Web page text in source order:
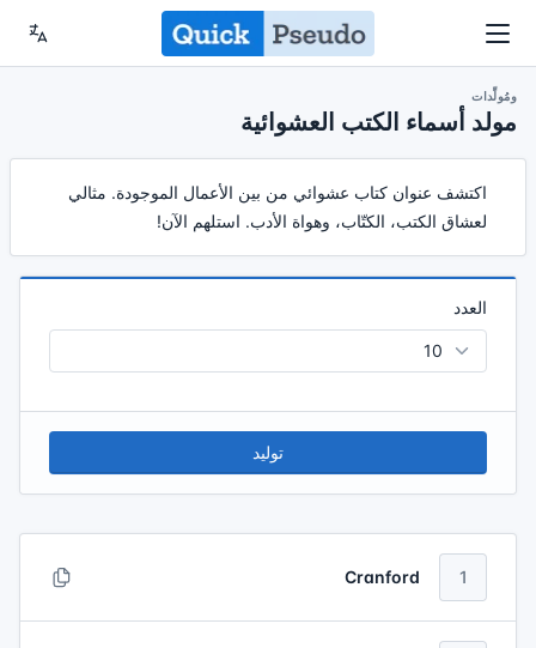
ومُولِّدات
مولد أسماء الكتب العشوائية
اكتشف عنوان كتاب عشوائي من بين الأعمال الموجودة. مثالي
لعشاق الكتب، الكتّاب، وهواة الأدب. استلهم الآن!
العدد
توليد
1
Cranford